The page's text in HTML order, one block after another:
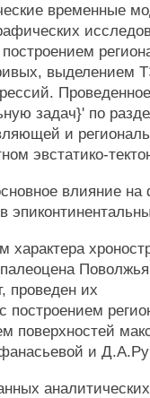
временные
выделением
задач}' по
и
эвстатико-
влияние
характера
проведен их
построением
поверхностей
и